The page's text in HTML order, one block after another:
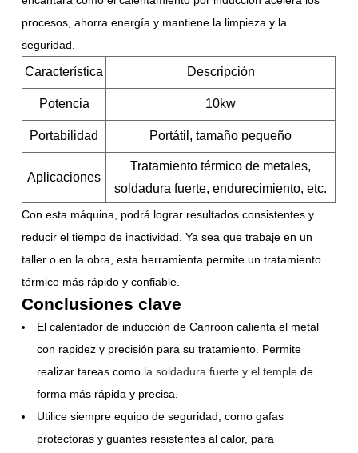
procesos, ahorra energía y mantiene la limpieza y la
seguridad.
Característica Descripción
Potencia 10kw
Portabilidad Portátil, tamaño pequeño
Aplicaciones
Tratamiento térmico de metales,
soldadura fuerte, endurecimiento, etc.
Con esta máquina, podrá lograr resultados consistentes y
reducir el tiempo de inactividad. Ya sea que trabaje en un
taller o en la obra, esta herramienta permite un tratamiento
térmico más rápido y confiable.
Conclusiones clave
El calentador de inducción de Canroon calienta el metal
con rapidez y precisión para su tratamiento. Permite
realizar tareas como la soldadura fuerte y el temple de
forma más rápida y precisa.
Utilice siempre equipo de seguridad, como gafas
protectoras y guantes resistentes al calor, para